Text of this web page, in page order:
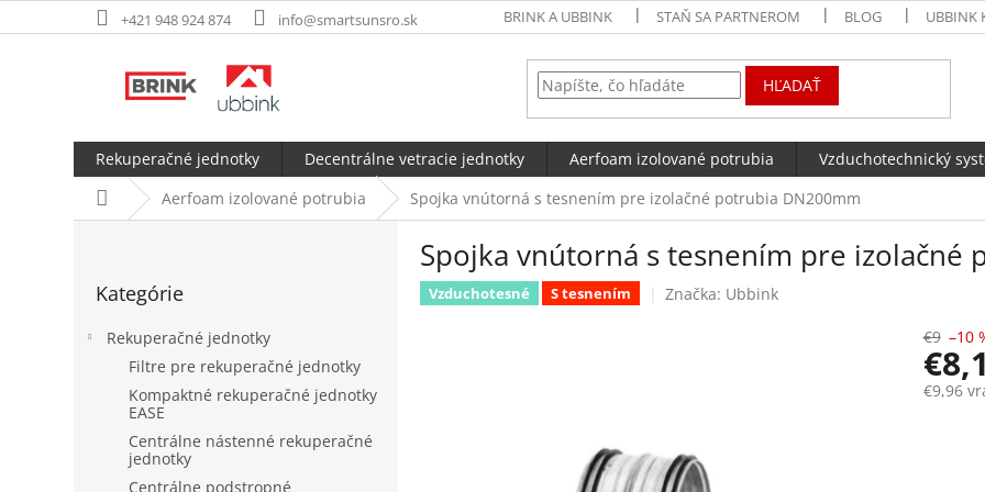
na
+421 948 924 874 info@smartsunsro.sk BRINK A UBBINK STAŇ SA PARTNEROM BLOG UBBINK
HĽADAŤ
Rekuperačné jednotky Decentrálne vetracie jednotky Aerfoam izolované potrubia Vzduchotechnický
DomovAerfoam izolované potrubia Spojka vnútorná s tesnením pre izolačné potrubia DN200mm
kategórie
Kategórie
Rekuperačné jednotky
Filtre pre rekuperačné jednotky
Kompaktné rekuperačné jednotky
EASE
Centrálne nástenné rekuperačné
jednotky
Centrálne podstropné
Spojka vnútorná s tesnením pre izolačné
Vzduchotesné S tesnením Značka: Ubbink
€9 –10
€9,96